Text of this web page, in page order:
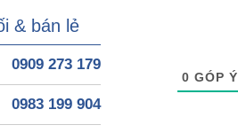
& bán lẻ
0909 273 179
0983 199 904
0 GÓP Ý